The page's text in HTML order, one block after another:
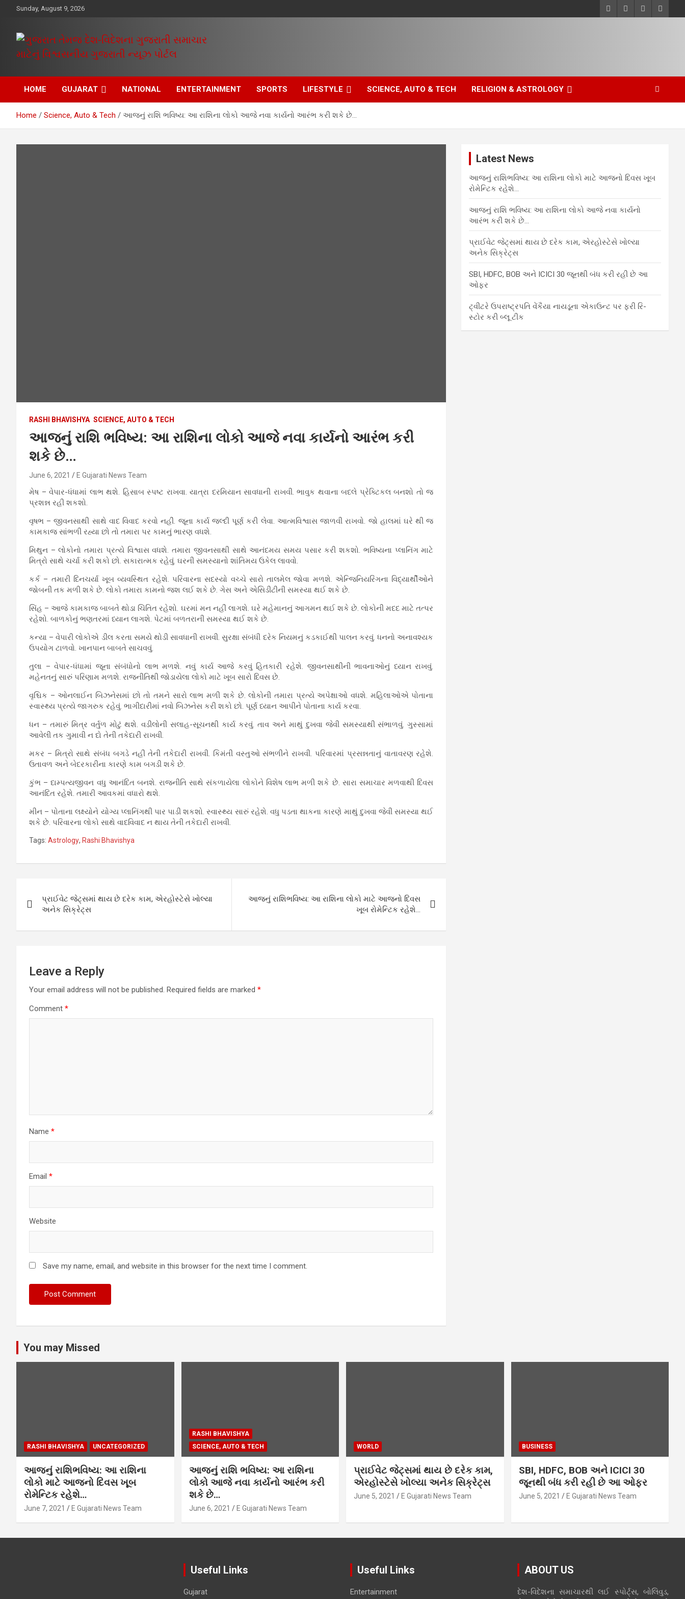
Sunday, August 9, 2026
ગુજરાત તેમજ દેશ-
વિદેશના ગુજરાતી સમાચાર
માટેનું વિશ્વસનીય
HOME GUJARAT NATIONAL ENTERTAINMENT SPORTS LIFESTYLE SCIENCE, AUTO & TECH RELIGION & ASTROLOGY
Home Science, Auto & Tech આજનું રાશિ ભવિષ્ય: આ રાશિના લોકો આજે નવા કાર્યનો આરંભ કરી શકે છે…
RASHI BHAVISHYA SCIENCE, AUTO & TECH
આજનું રાશિ ભવિષ્ય: આ રાશિના લોકો આજે નવા કાર્યનો આરંભ કરી
શકે છે…
June 6, 2021 E Gujarati News Team
મેષ – વેપાર-ધંધામાં લાભ થશે. હિસાબ સ્પષ્ટ રાખવા. યાત્રા દરમિયાન સાવધાની રાખવી. ભાવુક થવાના બદલે પ્રેક્ટિકલ બનશો તો જ
પ્રશન્ન રહી શકશો.
વૃષભ – જીવનસાથી સાથે વાદ વિવાદ કરવો નહીં. જૂના કાર્ય જલ્દી પૂર્ણ કરી લેવા. આત્મવિશ્વાસ જાળવી રાખવો. જો હાલમાં ઘરે થી જ
કામકાજ સાંભળી રહ્યા છો તો તમારા પર કામનું ભારણ વધશે.
મિથુન – લોકોનો તમારા પ્રત્યે વિશ્વાસ વધશે. તમારા જીવનસાથી સાથે આનંદમય સમય પસાર કરી શકશો. ભવિષ્યના પ્લાનિંગ માટે
મિત્રો સાથે ચર્ચા કરી શકો છો. સકારાત્મક રહેવું. ઘરની સમસ્યાનો શાંતિમય ઉકેલ લાવવો.
કર્ક – તમારી દિનચર્યા ખૂબ વ્યવસ્થિત રહેશે. પરિવારના સદસ્યો વચ્ચે સારો તાલમેલ જોવા મળશે. એન્જિનિયરિંગના વિદ્યાર્થીઓને
જોબની તક મળી શકે છે. લોકો તમારા કામનો જશ લઈ શકે છે. ગેસ અને એસિડીટીની સમસ્યા થઈ શકે છે.
સિંહ – આજે કામકાજ બાબતે થોડા ચિંતિત રહેશો. ઘરમાં મન નહીં લાગશે. ઘરે મહેમાનનું આગમન થઈ શકે છે. લોકોની મદદ માટે તત્પર
રહેશો. બાળકોનું ભણતરમાં ધ્યાન લાગશે. પેટમાં બળતરાની સમસ્યા થઈ શકે છે.
કન્યા – વેપારી લોકોએ ડીલ કરતા સમયે થોડી સાવધાની રાખવી. સુરક્ષા સંબંધી દરેક નિયમનું કડકાઈથી પાલન કરવું. ધનનો અનાવશ્યક
ઉપયોગ ટાળવો. ખાનપાન બાબતે સાચવવું.
તુલા – વેપાર-ધંધામાં જૂના સંબંધોનો લાભ મળશે. નવું કાર્ય આજે કરવું હિતકારી રહેશે. જીવનસાથીની ભાવનાઓનું ધ્યાન રાખવું.
મહેનતનું સારું પરિણામ મળશે. રાજનીતિથી જોડાયેલા લોકો માટે ખૂબ સારો દિવસ છે.
વૃશ્ચિક – ઓનલાઈન બિઝનેસમાં છો તો તમને સારો લાભ મળી શકે છે. લોકોની તમારા પ્રત્યે અપેક્ષાઓ વધશે. મહિલાઓએ પોતાના
સ્વાસ્થ્ય પ્રત્યે જાગરુક રહેવું. ભાગીદારીમાં નવો બિઝનેસ કરી શકો છો. પૂર્ણ ધ્યાન આપીને પોતાના કાર્ય કરવા.
ધન – તમારું મિત્ર વર્તુળ મોટું થશે. વડીલોની સલાહ-સૂચનથી કાર્ય કરવું. તાવ અને માથું દુખવા જેવી સમસ્યાથી સંભાળવું. ગુસ્સામાં
આવેલી તક ગુમાવી ન દો તેની તકેદારી રાખવી.
મકર – મિત્રો સાથે સંબંધ બગડે નહીં તેની તકેદારી રાખવી. કિમંતી વસ્તુઓ સંભળીને રાખવી. પરિવારમાં પ્રસન્નતાનું વાતાવરણ રહેશે.
ઉતાવળ અને બેદરકારીના કારણે કામ બગડી શકે છે.
કુંભ – દામ્પત્યજીવન વધુ આનંદિત બનશે. રાજનીતિ સાથે સંકળાયેલા લોકોને વિશેષ લાભ મળી શકે છે. સારા સમાચાર મળવાથી દિવસ
આનંદિત રહેશે. તમારી આવકમાં વધારો થશે.
મીન – પોતાના લક્ષ્યોને યોગ્ય પ્લાનિંગથી પાર પાડી શકશો. સ્વાસ્થ્ય સારું રહેશે. વધુ પડતા થાકના કારણે માથું દુખવા જેવી સમસ્યા થઈ
શકે છે. પરિવારના લોકો સાથે વાદવિવાદ ન થાય તેની તકેદારી રાખવી.
Tags: Astrology, Rashi Bhavishya
navigation
પ્રાઈવેટ જેટ્સમાં થાય છે દરેક કામ, એરહોસ્ટેસે ખોલ્યા
અનેક સિક્રેટ્સ
આજનું રાશિભવિષ્ય: આ રાશિના લોકો માટે આજનો દિવસ
ખૂબ રોમેન્ટિક રહેશે…
Leave a Reply
Your email address will not be published. Required fields are marked *
Comment *
Name *
Email *
Website
Save my name, email, and website in this browser for the next time I comment.
Latest News
આજનું રાશિભવિષ્ય: આ રાશિના લોકો માટે આજનો દિવસ ખૂબ
રોમેન્ટિક રહેશે…
આજનું રાશિ ભવિષ્ય: આ રાશિના લોકો આજે નવા કાર્યનો
આરંભ કરી શકે છે…
પ્રાઈવેટ જેટ્સમાં થાય છે દરેક કામ, એરહોસ્ટેસે ખોલ્યા
અનેક સિક્રેટ્સ
SBI, HDFC, BOB અને ICICI 30 જૂનથી બંધ કરી રહી છે આ
ઓફર
ટ્વીટરે ઉપરાષ્ટ્રપતિ વેંકૈયા નાયડૂના એકાઉન્ટ પર ફરી રિ-
સ્ટોર કરી બ્લૂ ટીક
You may Missed
RASHI BHAVISHYA UNCATEGORIZED
આજનું રાશિભવિષ્ય: આ રાશિના
લોકો માટે આજનો દિવસ ખૂબ
રોમેન્ટિક રહેશે…
June 7, 2021 E Gujarati News Team
RASHI BHAVISHYA
SCIENCE, AUTO & TECH
આજનું રાશિ ભવિષ્ય: આ રાશિના
લોકો આજે નવા કાર્યનો આરંભ કરી
શકે છે…
June 6, 2021 E Gujarati News Team
WORLD
પ્રાઈવેટ જેટ્સમાં થાય છે દરેક કામ,
એરહોસ્ટેસે ખોલ્યા અનેક સિક્રેટ્સ
June 5, 2021 E Gujarati News Team
BUSINESS
SBI, HDFC, BOB અને ICICI 30
જૂનથી બંધ કરી રહી છે આ ઓફર
June 5, 2021 E Gujarati News Team
Useful Links
Gujarat
Useful Links
Entertainment
ABOUT US
દેશ-વિદેશના સમાચારથી લઈ સ્પોર્ટ્સ, બોલિવુડ,